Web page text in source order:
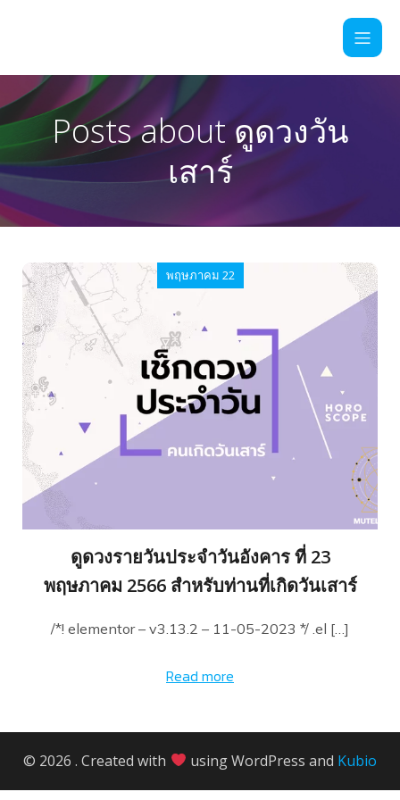
Posts about ดูดวงวัน
เสาร์
พฤษภาคม 22
ดูดวงรายวันประจำวันอังคาร ที่ 23
พฤษภาคม 2566 สำหรับท่านที่เกิดวันเสาร์
/*! elementor – v3.13.2 – 11-05-2023 */ .el […]
Read more
© 2026 . Created with using WordPress and Kubio